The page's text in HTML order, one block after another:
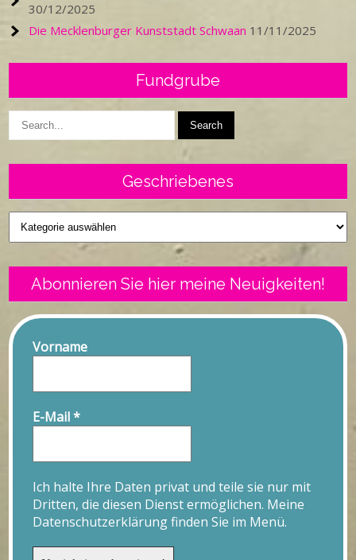
30/12/2025
Die Mecklenburger Kunststadt Schwaan 11/11/2025
Fundgrube
Geschriebenes
Geschriebenes
Abonnieren Sie hier meine Neuigkeiten!
Vorname
E-Mail*
Ich halte Ihre Daten privat und teile sie nur mit
Dritten, die diesen Dienst ermöglichen. Meine
Datenschutzerklärung finden Sie im Menü.